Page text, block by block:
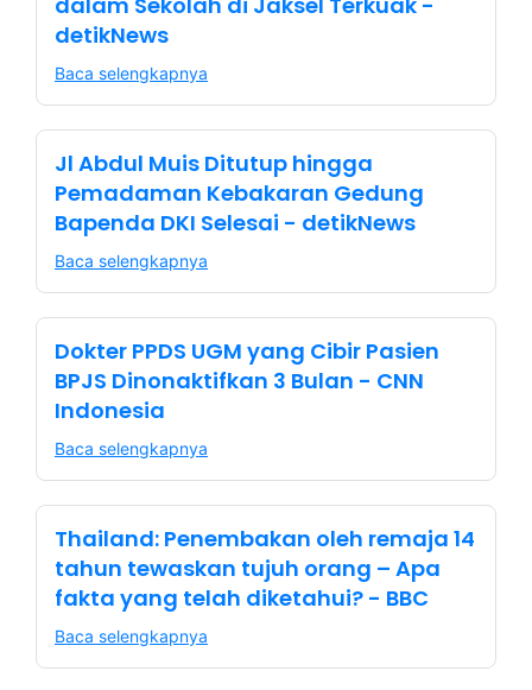
detikNews
Baca selengkapnya
Jl Abdul Muis Ditutup hingga
Pemadaman Kebakaran Gedung
Bapenda DKI Selesai - detikNews
Baca selengkapnya
Dokter PPDS UGM yang Cibir Pasien
BPJS Dinonaktifkan 3 Bulan - CNN
Indonesia
Baca selengkapnya
Thailand: Penembakan oleh remaja 14
tahun tewaskan tujuh orang – Apa
fakta yang telah diketahui? - BBC
Baca selengkapnya